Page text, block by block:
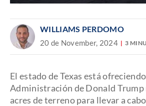
WILLIAMS PERDOMO
20 de November, 2024 3
El estado de Texas está
Administración de Donald Trump
acres de terreno para llevar a